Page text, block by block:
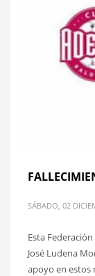
SÁBADO, 02
Esta
José Ludena
apoyo en estos